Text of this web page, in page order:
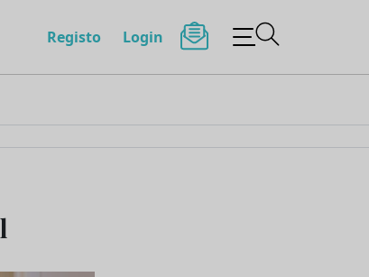
Registo Login